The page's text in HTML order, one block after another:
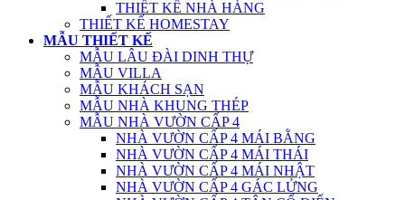
THIẾT KẾ NHÀ HÀNG
THIẾT KẾ HOMESTAY
MẪU THIẾT KẾ
MẪU LÂU ĐÀI DINH THỰ
MẪU VILLA
MẪU KHÁCH SẠN
MẪU NHÀ KHUNG THÉP
MẪU NHÀ VƯỜN CẤP 4
NHÀ VƯỜN CẤP 4 MÁI BẰNG
NHÀ VƯỜN CẤP 4 MÁI THÁI
NHÀ VƯỜN CẤP 4 MÁI NHẬT
NHÀ VƯỜN CẤP 4 GÁC LỬNG